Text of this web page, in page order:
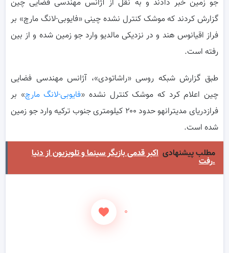
جو زمین خبر دادند و به نقل از آژانس مهندسی فضایی چین
گزارش کردند که موشک کنترل نشده چینی «فایوبی-لانگ مارچ» بر
فراز اقیانوس هند و در نزدیکی مالدیو وارد جو زمین شده و از بین
رفته است.
طبق گزارش شبکه روسی «راشاتودی»، آژانس مهندسی فضایی
چین اعلام کرد که موشک کنترل نشده «فایوبی-لانگ مارچ» بر
فرازدریای مدیترانهو حدود ۲۰۰ کیلومتری جنوب ترکیه وارد جو زمین
شده است.
مطلب پیشنهادی اکبر قدمی بازیگر سینما و تلویزیون از دنیا
رفت.
۰